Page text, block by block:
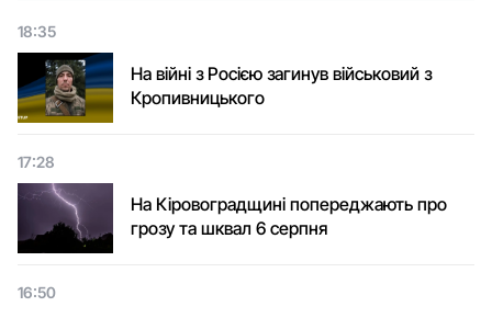
18:35
На війні з Росією загинув військовий з
Кропивницького
17:28
На Кіровоградщині попереджають про
грозу та шквал 6 серпня
16:50